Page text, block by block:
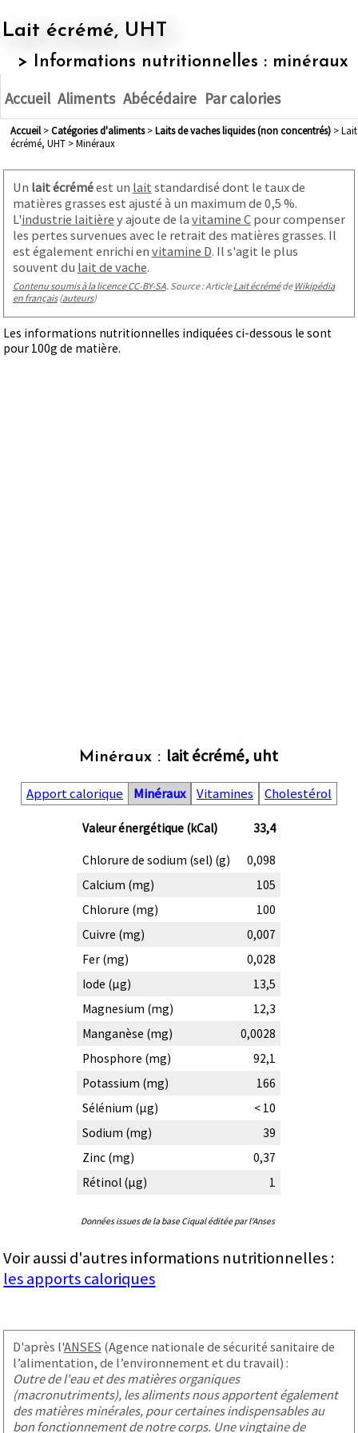
Lait écrémé, UHT
> Informations nutritionnelles : minéraux
Accueil Aliments Abécédaire Par calories
Accueil> Catégories d'aliments> laits de vaches liquides (non concentrés)> Lait
écrémé, UHT > Minéraux
Un lait écréméest un lait standardisé dont le taux de
matières grasses est ajusté à un maximum de 0,5 %.
L'industrie laitière y ajoute de la vitamine Cpour compenser
les pertes survenues avec le retrait des matières grasses. Il
est également enrichi en vitamine D. Il s'agit le plus
souvent du lait de vache.
Contenu soumis à la licence CC-BY-SA. Source : ArticleLait écréméde Wikipédia
en français(auteurs)
Les informations nutritionnelles indiquées ci-dessous le sont
pour 100g de matière.
Minéraux : lait écrémé, uht
Apport calorique Minéraux Vitamines Cholestérol
Valeur énergétique (kCal) 33,4
Chlorure de sodium (sel) (g)
0,098
Calcium (mg)
105
Chlorure (mg)
100
Cuivre (mg)
0,007
Fer (mg)
0,028
Iode (µg)
13,5
Magnesium (mg)
12,3
Manganèse (mg)
0,0028
Phosphore (mg)
92,1
Potassium (mg)
166
Sélénium (µg)
< 10
Sodium (mg)
39
Zinc (mg)
0,37
Rétinol (µg)
1
Données issues de la base Ciqual éditée par l'Anses
Voir aussi d'autres informations nutritionnelles :
les apports caloriques
D'après l'ANSES (Agence nationale de sécurité sanitaire de
l’alimentation, de l’environnement et du travail) :
Outre de l'eau et des matières organiques
(macronutriments), les aliments nous apportent également
des matières minérales, pour certaines indispensables au
bon fonctionnement de notre corps. Une vingtaine de